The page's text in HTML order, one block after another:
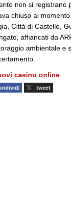
non si registrano
chiuso al
Città di Castello,
affiancati da
ambientale e
casino online
tweet